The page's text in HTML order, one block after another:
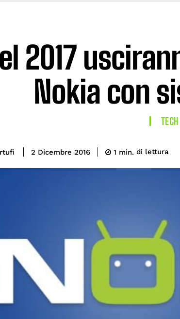
2017
Nokia con
2 Dicembre 2016 1 min. di lettura